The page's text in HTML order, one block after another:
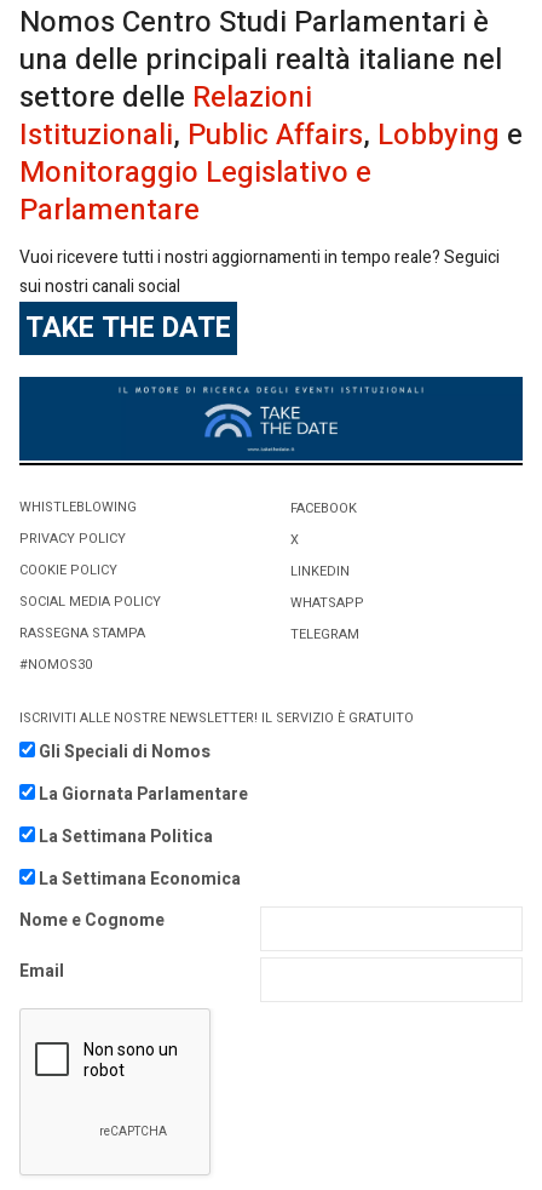
Nomos Centro Studi Parlamentari è
una delle principali realtà italiane nel
settore delle Relazioni
Istituzionali, Public Affairs, Lobbying e
Monitoraggio Legislativo e
Parlamentare
Vuoi ricevere tutti i nostri aggiornamenti in tempo reale? Seguici
sui nostri canali social
TAKE THE DATE
WHISTLEBLOWING
PRIVACY POLICY
COOKIE POLICY
SOCIAL MEDIA POLICY
RASSEGNA STAMPA
#NOMOS30
FACEBOOK
X
LINKEDIN
WHATSAPP
TELEGRAM
ISCRIVITI ALLE NOSTRE NEWSLETTER! IL SERVIZIO È GRATUITO
Gli Speciali di Nomos
La Giornata Parlamentare
La Settimana Politica
La Settimana Economica
Nome e Cognome
Email